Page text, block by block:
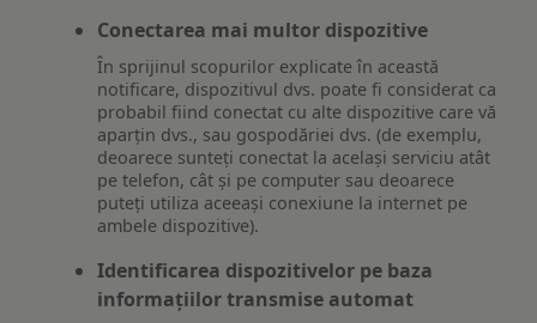
Conectarea mai multor dispozitive
În sprijinul scopurilor explicate în această
notificare, dispozitivul dvs. poate fi considerat ca
probabil fiind conectat cu alte dispozitive care vă
aparțin dvs., sau gospodăriei dvs. (de exemplu,
deoarece sunteți conectat la același serviciu atât
pe telefon, cât și pe computer sau deoarece
puteți utiliza aceeași conexiune la internet pe
ambele dispozitive).
Identificarea dispozitivelor pe baza
informațiilor transmise automat